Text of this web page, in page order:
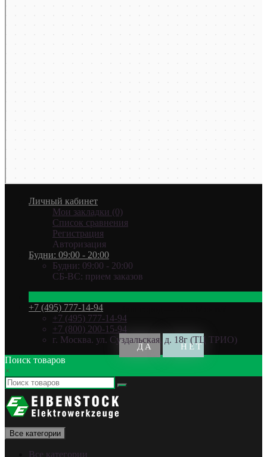
Личный кабинет
Мои закладки (0)
Список сравнения
Регистрация
Авторизация
Будни: 09:00 - 20:00
Будни: 09:00 - 20:00
СБ-ВС: прием заказов
+7 (495) 777-14-94
+7 (495) 777-14-94
+7 (800) 200-15-94
г. Москва. ул. Суздальская, д. 18г (ТЦ ТРИО)
Поиск товаров
×
Все категории
Все категории